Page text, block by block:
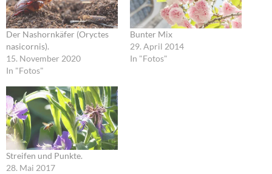
Der Nashornkäfer (Oryctes
nasicornis).
15. November 2020
In "Fotos"
Bunter Mix
29. April 2014
In "Fotos"
Streifen und Punkte.
28. Mai 2017